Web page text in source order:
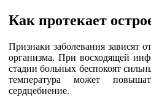
Как протекает
Признаки заболевания зависят
организма. При восходящей
стадии больных беспокоят
температура может
сердцебиение.